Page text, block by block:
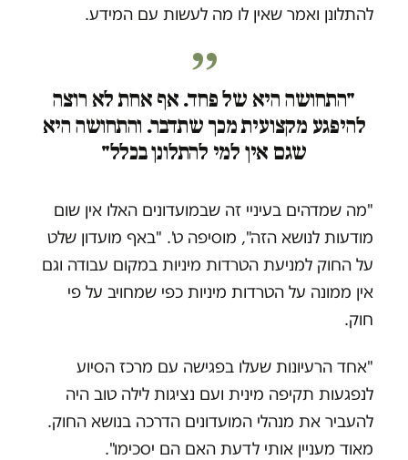
להתלונן ואמר שאין לו מה לעשות עם המידע.
"התחושה היא של פחד. אף אחת לא רוצה
להיפגע מקצועית מכך שתדבר. והתחושה היא
שגם אין למי להתלונן בכלל"
"מה שמדהים בעיניי זה שבמועדונים האלו אין שום
מודעות לנושא הזה", מוסיפה ט'. "באף מועדון שלט
על החוק למניעת הטרדות מיניות במקום עבודה וגם
אין ממונה על הטרדות מיניות כפי שמחויב על פי
חוק.
"אחד הרעיונות שעלו בפגישה עם מרכז הסיוע
לנפגעות תקיפה מינית ועם נציגות לילה טוב היה
להעביר את מנהלי המועדונים הדרכה בנושא החוק.
מאוד מעניין אותי לדעת האם הם יסכימו".